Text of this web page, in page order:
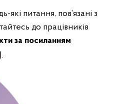
питання, пов’язані з
до працівників
за посиланням
).